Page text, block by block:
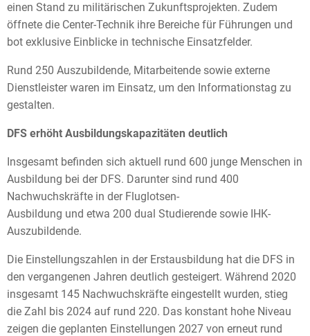
einen Stand zu militärischen Zukunftsprojekten. Zudem
öffnete die Center-Technik ihre Bereiche für Führungen und
bot exklusive Einblicke in technische Einsatzfelder.
Rund 250 Auszubildende, Mitarbeitende sowie externe
Dienstleister waren im Einsatz, um den Informationstag zu
gestalten.
DFS erhöht Ausbildungskapazitäten deutlich
Insgesamt befinden sich aktuell rund 600 junge Menschen in
Ausbildung bei der DFS. Darunter sind rund 400
Nachwuchskräfte in der Fluglotsen-
Ausbildung und etwa 200 dual Studierende sowie IHK-
Auszubildende.
Die Einstellungszahlen in der Erstausbildung hat die DFS in
den vergangenen Jahren deutlich gesteigert. Während 2020
insgesamt 145 Nachwuchskräfte eingestellt wurden, stieg
die Zahl bis 2024 auf rund 220. Das konstant hohe Niveau
zeigen die geplanten Einstellungen 2027 von erneut rund